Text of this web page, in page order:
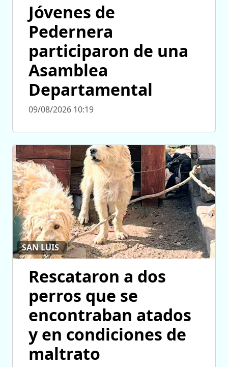
Jóvenes de
Pedernera
participaron de una
Asamblea
Departamental
09/08/2026 10:19
SAN LUIS
Rescataron a dos
perros que se
encontraban atados
y en condiciones de
maltrato